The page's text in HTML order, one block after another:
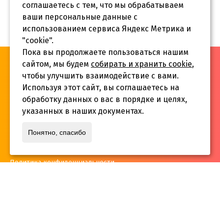
«Инва-Студия. Академия. Центр социальной реабилитации»,
© 2026 г.
г. Краснодар, ул.Садовая 12/14
Политика конфиденциальности
соглашаетесь с тем, что мы обрабатываем
ваши персональные данные с
использованием сервиса Яндекс Метрика и
"cookie".
Пока вы продолжаете пользоваться нашим
сайтом, мы будем собирать и хранить cookie,
чтобы улучшить взаимодействие с вами.
Используя этот сайт, вы соглашаетесь на
обработку данных о вас в порядке и целях,
указанных в наших документах.
Понятно, спасибо